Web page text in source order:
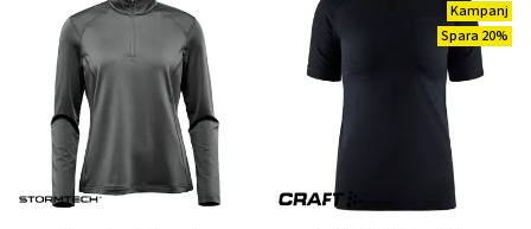
Kampanj
Spara 20%